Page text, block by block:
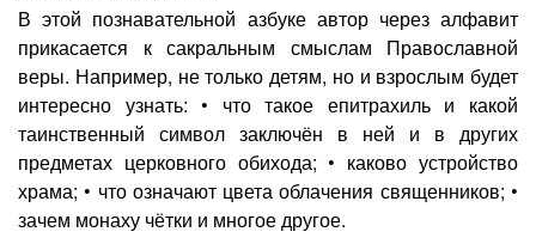
В этой познавательной азбуке автор через алфавит
прикасается к сакральным смыслам Православной
веры. Например, не только детям, но и взрослым будет
интересно узнать: • что такое епитрахиль и какой
таинственный символ заключён в ней и в других
предметах церковного обихода; • каково устройство
храма; • что означают цвета облачения священников; •
зачем монаху чётки и многое другое.